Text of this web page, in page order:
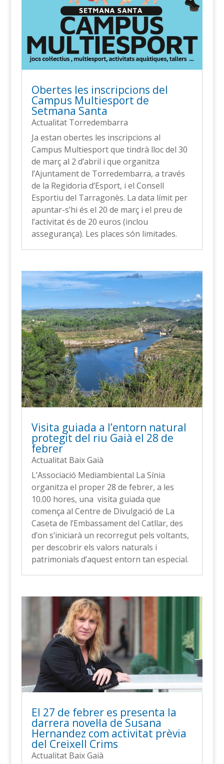
Obertes les inscripcions del
Campus Multiesport de
Setmana Santa
Actualitat Torredembarra
Ja estan obertes les inscripcions al
Campus Multiesport que tindrà lloc del 30
de març al 2 d’abril i que organitza
l’Ajuntament de Torredembarra, a través
de la Regidoria d’Esport, i el Consell
Esportiu del Tarragonès. La data límit per
apuntar-s’hi és el 20 de març i el preu de
l’activitat és de 20 euros (inclou
assegurança). Les places són limitades.
Visita guiada a l’entorn natural
protegit del riu Gaià el 28 de
febrer
Actualitat Baix Gaià
L’Associació Mediambiental La Sínia
organitza el proper 28 de febrer, a les
10.00 hores, una visita guiada que
comença al Centre de Divulgació de La
Caseta de l’Embassament del Catllar, des
d’on s’iniciarà un recorregut pels voltants,
per descobrir els valors naturals i
patrimonials d’aquest entorn tan especial.
El 27 de febrer es presenta la
darrera novel·la de Susana
Hernandez com activitat prèvia
del Creixell Crims
Actualitat Baix Gaià